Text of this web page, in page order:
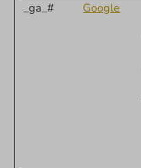
_ga_# Google